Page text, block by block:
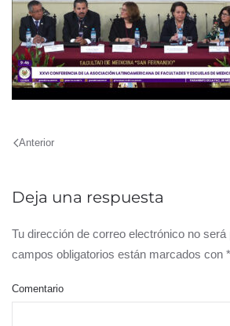
Anterior
Deja una respuesta
Tu dirección de correo electrónico no será
campos obligatorios están marcados con *
Comentario